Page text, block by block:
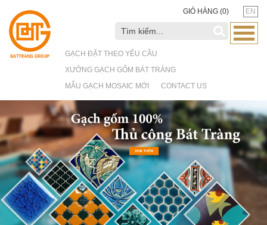
GIỎ HÀNG (0) EN
GẠCH ĐẶT THEO YÊU CẦU
XƯỞNG GẠCH GỐM BÁT TRÀNG
MẪU GẠCH MOSAIC MỚI
CONTACT US